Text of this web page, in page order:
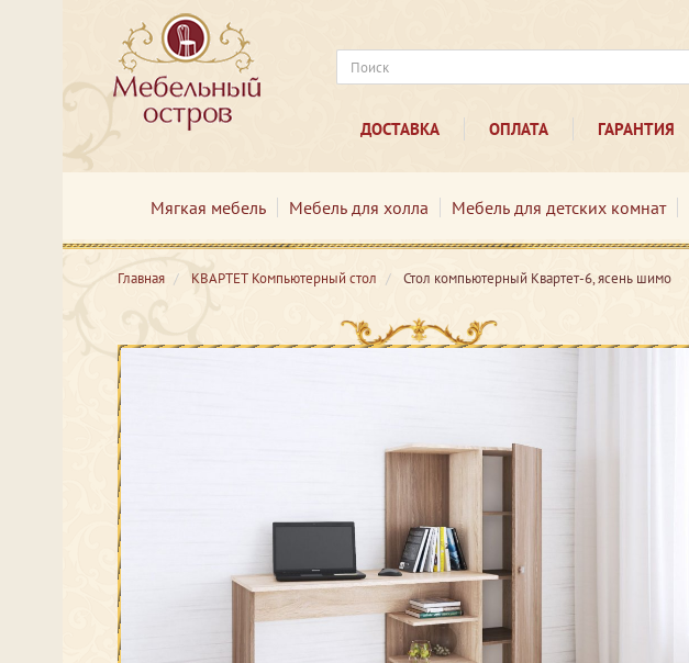
ДОСТАВКА ОПЛАТА ГАРАНТИЯ
Мягкая мебель Мебель для холла Мебель для детских комнат
Главная КВАРТЕТ Компьютерный стол Стол компьютерный Квартет-6, ясень шимо